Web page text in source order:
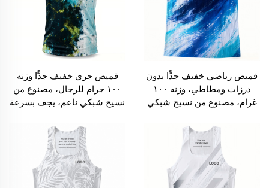
قميص رياضي خفيف جدًّا بدون
درزات ومطاطي، وزنه ١٠٠
غرام، مصنوع من نسيج شبكي
العرق، ومناسب للتدريبات
الخارجية
قميص جري خفيف جدًّا وزنه
١٠٠ جرام للرجال، مصنوع من
نسيج شبكي ناعم، يجف بسرعة
التمارين الرياضية دون أكمام